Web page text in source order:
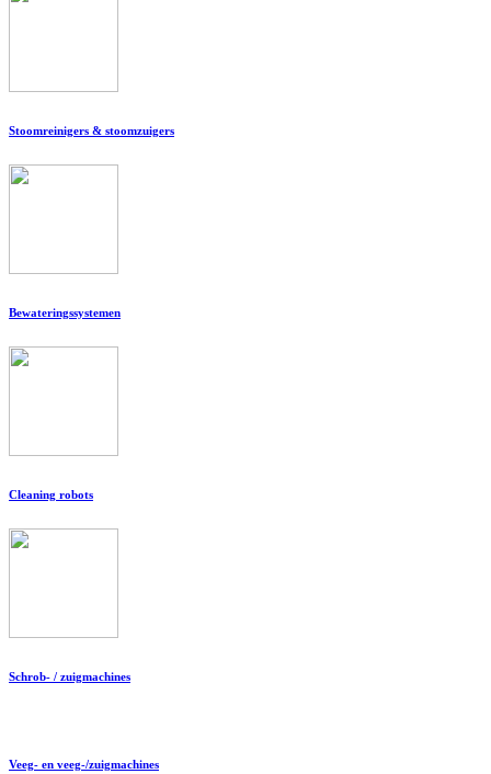
Stoomreinigers & stoomzuigers
Bewateringssystemen
Cleaning robots
Schrob- / zuigmachines
Veeg- en veeg-/zuigmachines